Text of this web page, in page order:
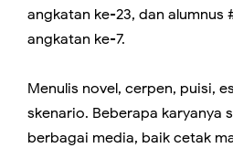
angkatan ke-23, dan alumnus
angkatan ke-7.
Menulis novel, cerpen, puisi,
skenario. Beberapa karyanya
berbagai media, baik cetak